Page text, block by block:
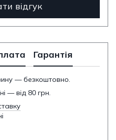
відгук
Гарантія
— безкоштовно.
— від 80 грн.